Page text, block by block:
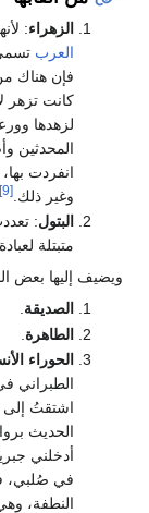
الزهراء:
العرب
فإن هناك
كانت تزهر
لزهدها
المحدثين
انفردت
وغير ذلك. [9]
البتول:
متبتلة
ويضيف إليها بعض
الصديقة
الطاهرة
الحوراء
الطبراني
اشتقتُ إلى
الحديث
أدخلني
في صُلبي،
النطفة،